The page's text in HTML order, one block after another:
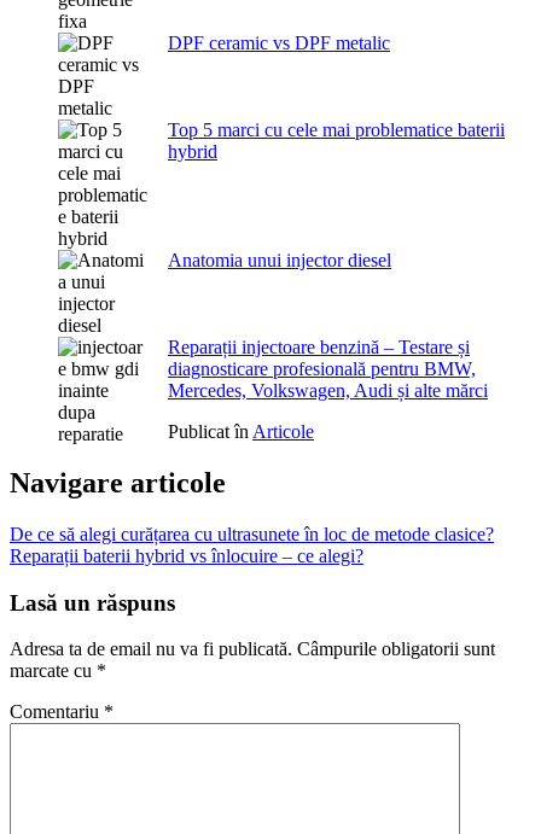
DPF ceramic vs DPF metalic
Top 5 marci cu cele mai problematice baterii
hybrid
Anatomia unui injector diesel
Reparații injectoare benzină – Testare și
diagnosticare profesională pentru BMW,
Mercedes, Volkswagen, Audi și alte mărci
Publicat în Articole
Navigare articole
De ce să alegi curățarea cu ultrasunete în loc de metode clasice?
Reparații baterii hybrid vs înlocuire – ce alegi?
Lasă un răspuns
Adresa ta de email nu va fi publicată. Câmpurile obligatorii sunt
marcate cu *
Comentariu *